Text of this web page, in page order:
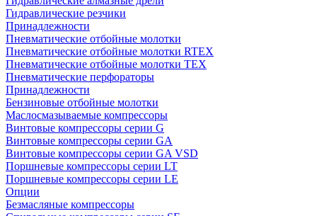
Гидравлические резчики
Принадлежности
Пневматические отбойные молотки
Пневматические отбойные молотки RTEX
Пневматические отбойные молотки TEX
Пневматические перфораторы
Принадлежности
Бензиновые отбойные молотки
Маслосмазываемые компрессоры
Винтовые компрессоры серии G
Винтовые компрессоры cерии GA
Винтовые компрессоры cерии GA VSD
Поршневые компрессоры серии LT
Поршневые компрессоры серии LE
Опции
Безмасляные компрессоры